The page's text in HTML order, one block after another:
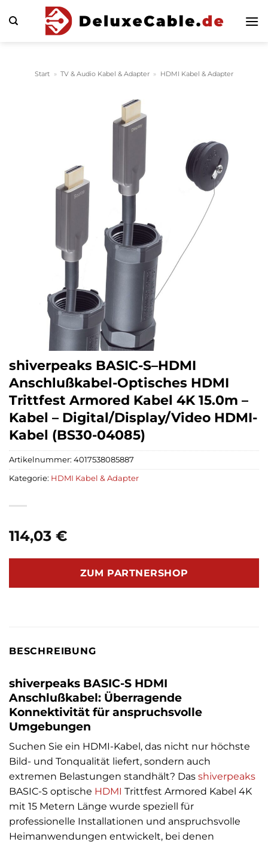
Inhalt
Start » TV & Audio Kabel & Adapter » HDMI Kabel & Adapter
shiverpeaks BASIC-S–HDMI
Anschlußkabel-Optisches HDMI
Trittfest Armored Kabel 4K 15.0m –
Kabel – Digital/Display/Video HDMI-
Kabel (BS30-04085)
114,03 €
ZUM PARTNERSHOP
Artikelnummer: 4017538085887
Kategorie: HDMI Kabel & Adapter
BESCHREIBUNG
shiverpeaks BASIC-S HDMI
Anschlußkabel: Überragende
Konnektivität für anspruchsvolle
Umgebungen
Suchen Sie ein HDMI-Kabel, das nicht nur höchste
Bild- und Tonqualität liefert, sondern auch
extremen Belastungen standhält? Das shiverpeaks
BASIC-S optische HDMI Trittfest Armored Kabel 4K
mit 15 Metern Länge wurde speziell für
professionelle Installationen und anspruchsvolle
Heimanwendungen entwickelt, bei denen